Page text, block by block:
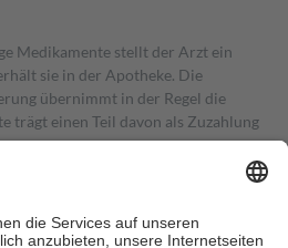
Medikamente stellt der Arzt ein
sie in der Apotheke. Die
übernimmt in der Regel die
trägt einen Teil davon als Zuzahlung
Zuzahlungen in Höhe von zehn
jedoch nie mehr als die tatsächlichen